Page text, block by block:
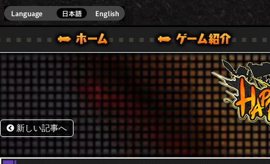
ONE VER.]
ガイド
ル｜HAPPY WARS(ハッピーウォーズ)公式サイト [ XBOX 360,XBOX ONE VER.]
サポート | HAPPY WARS(ハッピーウォーズ)公式サイ
新しい記事へ
16,12,2021